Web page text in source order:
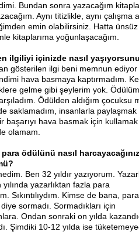
Bundan sonra yazacağım
Aynı titizlikle, aynı çalışma
emin olabilirsiniz. Hatta
kitaplarıma yoğunlaşacağım.
ilgiliyi içinizde nasıl
gösterilen ilgi beni memnun
hava basmaya kaptırmadım.
gelme gibi şeylerim yok.
Ödülden aldığım çocuksu
saklamadım, insanlarla paylaşmak
başarıyı hava basmak için kullamak
olamam.
para ödülünü nasıl
Ben 32 yıldır yazıyorum.
yılında yazarlıktan fazla para
Sıkıntılıydım. Kimse de bana, para
sormadı. Sormadıkları için
Ondan sonraki on yılda
Şimdiki 10-12 yılda ise